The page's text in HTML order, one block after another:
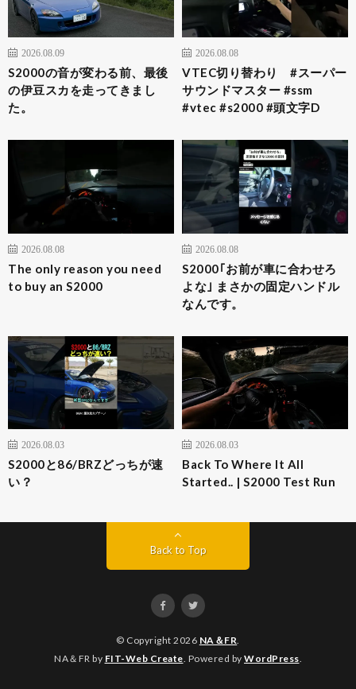
2026.08.09
S2000の音が変わる前、最後
の伊豆スカを走ってきまし
た。
2026.08.08
VTEC切り替わり #スーパー
サウンドマスター #ssm
#vtec #s2000 #頭文字D
2026.08.08
The only reason you need
to buy an S2000
2026.08.08
S2000｢お前が車に合わせろ
よな｣ まさかの固定ハンドル
なんです。
2026.08.03
S2000と86/BRZどっちが速
い？
2026.08.03
Back To Where It All
Started.. | S2000 Test Run
Back to Top
© Copyright 2026 NA＆FR.
NA＆FR by FIT-Web Create. Powered by WordPress.